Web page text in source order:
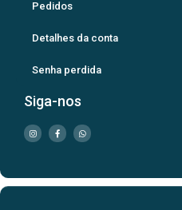
Pedidos
Detalhes da conta
Senha perdida
Siga-nos